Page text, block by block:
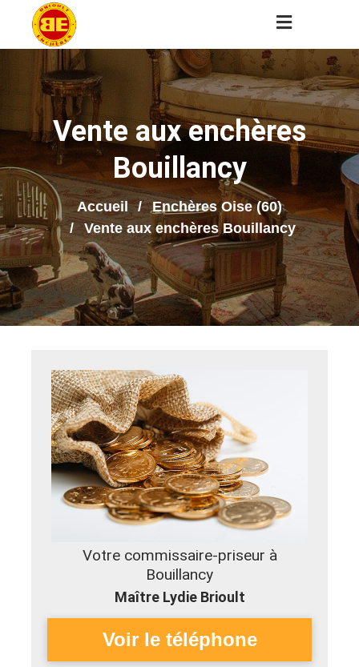
Vente aux enchères
Bouillancy
Accueil
Enchères Oise (60)
Vente aux enchères Bouillancy
Votre commissaire-priseur à
Bouillancy
Maître Lydie Brioult